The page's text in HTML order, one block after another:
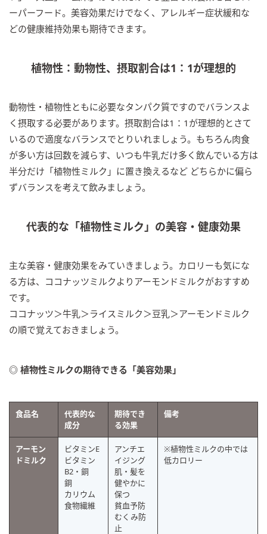
ーパーフード。美容効果だけでなく、アレルギー症状緩和な
どの健康維持効果も期待できます。
植物性：動物性、摂取割合は1：1が理想的
動物性・植物性ともに必要なタンパク質ですのでバランスよ
く摂取する必要があります。摂取割合は1：1が理想的とさて
いるので適度なバランスでとりいれましょう。もちろん肉食
が多い方は回数を減らす、いつも牛乳だけ多く飲んでいる方は
半分だけ「植物性ミルク」に置き換えるなど どちらかに偏ら
ずバランスを考えて飲みましょう。
代表的な「植物性ミルク」の美容・健康効果
主な美容・健康効果をみていきましょう。カロリーも気にな
る方は、ココナッツミルクよりアーモンドミルクがおすすめ
です。
ココナッツ＞牛乳＞ライスミルク＞豆乳＞アーモンドミルク
の順で覚えておきましょう。
◎ 植物性ミルクの期待できる「美容効果」
食品名
代表的な
成分
期待でき
る効果
備考
アーモン
ドミルク
ビタミンE
ビタミン
B2・銅
銅
カリウム
食物繊維
アンチエ
イジング
肌・髪を
健やかに
保つ
貧血予防
むくみ防
止
※植物性ミルクの中では
低カロリー